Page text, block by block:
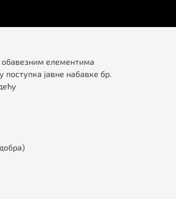
обавезним елементима
јавне набавке бр.